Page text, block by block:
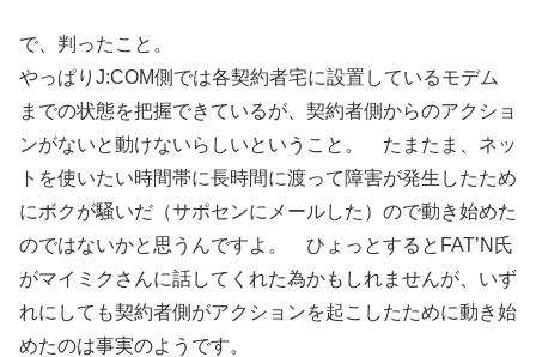
で、判ったこと。
やっぱりJ:COM側では各契約者宅に設置しているモデム
までの状態を把握できているが、契約者側からのアクショ
ンがないと動けないらしいということ。 たまたま、ネッ
トを使いたい時間帯に長時間に渡って障害が発生したため
にボクが騒いだ（サポセンにメールした）ので動き始めた
のではないかと思うんですよ。 ひょっとするとFAT’N氏
がマイミクさんに話してくれた為かもしれませんが、いず
れにしても契約者側がアクションを起こしたために動き始
めたのは事実のようです。